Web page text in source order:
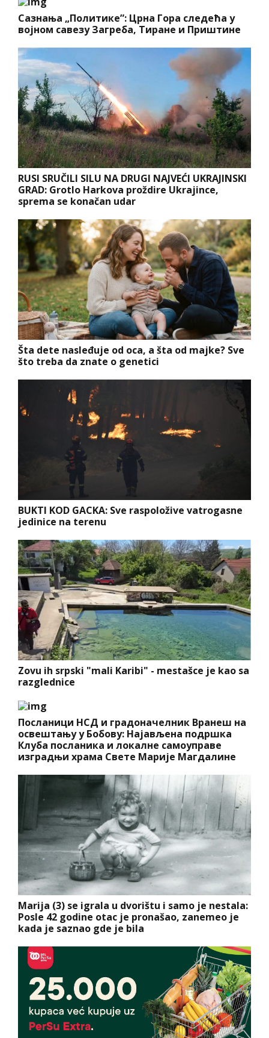
Сазнања „Политике”: Црна Гора следећа у
војном савезу Загреба, Тиране и Приштине
RUSI SRUČILI SILU NA DRUGI NAJVEĆI UKRAJINSKI
GRAD: Grotlo Harkova proždire Ukrajince,
sprema se konačan udar
Šta dete nasleđuje od oca, a šta od majke? Sve
što treba da znate o genetici
BUKTI KOD GACKA: Sve raspoložive vatrogasne
jedinice na terenu
Zovu ih srpski "mali Karibi" - mestašce je kao sa
razglednice
Посланици НСД и градоначелник Вранеш на
освештању у Бобову: Најављена подршка
Клуба посланика и локалне самоуправе
изградњи храма Свете Марије Магдалине
Marija (3) se igrala u dvorištu i samo je nestala:
Posle 42 godine otac je pronašao, zanemeo je
kada je saznao gde je bila